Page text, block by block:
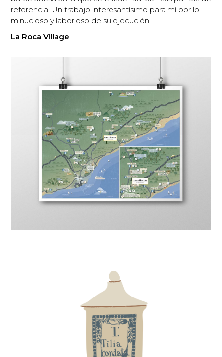
referencia. Un trabajo interesantísimo para mí por lo
minucioso y laborioso de su ejecución.
La Roca Village